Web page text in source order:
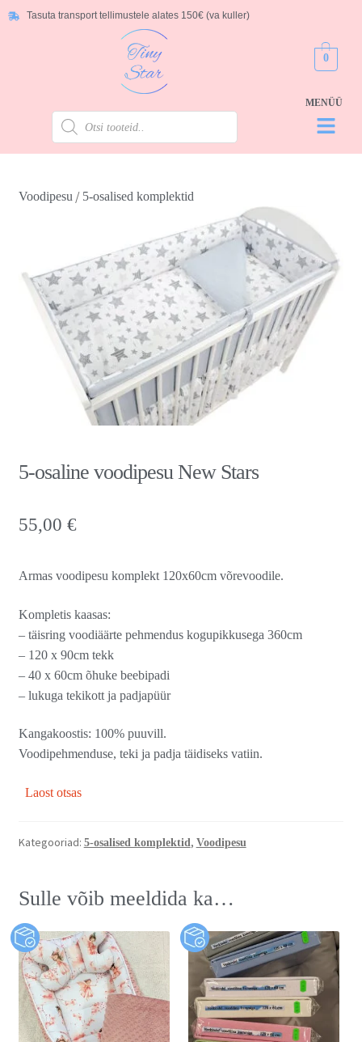
Tasuta transport tellimustele alates 150€ (va kuller)
0
Voodipesu/ 5-osalised komplektid
5-osaline voodipesu New Stars
55,00 €
Armas voodipesu komplekt 120x60cm võrevoodile.
Kompletis kaasas:
– täisring voodiäärte pehmendus kogupikkusega 360cm
– 120 x 90cm tekk
– 40 x 60cm õhuke beebipadi
– lukuga tekikott ja padjapüür
Kangakoostis: 100% puuvill.
Voodipehmenduse, teki ja padja täidiseks vatiin.
Laost otsas
Kategooriad: 5-osalised komplektid, Voodipesu
Sulle võib meeldida ka…